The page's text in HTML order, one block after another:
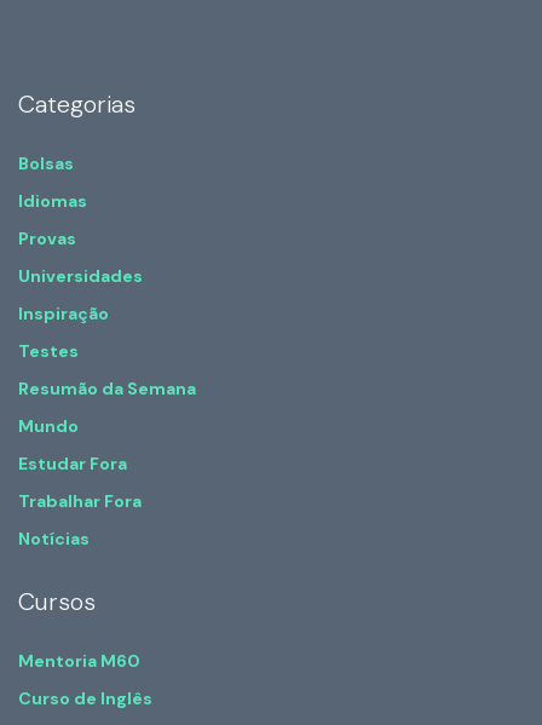
Categorias
Bolsas
Idiomas
Provas
Universidades
Inspiração
Testes
Resumão da Semana
Mundo
Estudar Fora
Trabalhar Fora
Notícias
Cursos
Mentoria M60
Curso de Inglês